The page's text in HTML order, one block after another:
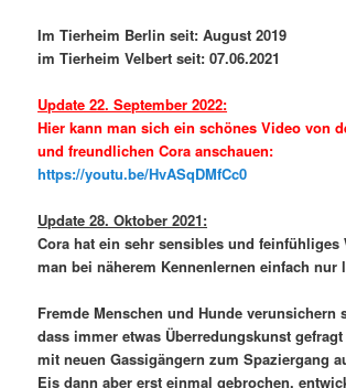
Im Tierheim Berlin seit: August 2019
im Tierheim Velbert seit: 07.06.2021
Update 22. September 2022:
Hier kann man sich ein schönes Video von
und freundlichen Cora anschauen:
https://youtu.be/HvASqDMfCc0
Update 28. Oktober 2021:
Cora hat ein sehr sensibles und feinfühliges
man bei näherem Kennenlernen einfach nur
Fremde Menschen und Hunde verunsichern
dass immer etwas Überredungskunst
mit neuen Gassigängern zum Spaziergang
Eis dann aber erst einmal gebrochen,